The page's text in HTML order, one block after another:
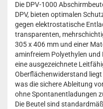
Die DPV-1000
DPV, bieten optimalen
gegen elektrostatische
transparenten,
305 x 406 mm und einer
aminfreiem Polyethylen
eine ausgezeichnete
Oberflächenwiderstand
was die sichere Ableitung
ohne Spontanentladungen
Die Beutel sind